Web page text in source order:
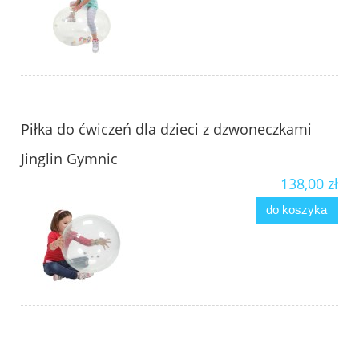
Piłka do ćwiczeń dla dzieci z dzwoneczkami
Jinglin Gymnic
138,00 zł
do koszyka